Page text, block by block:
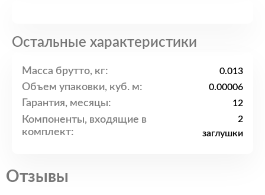
Остальные характеристики
Масса брутто, кг: 0.013
Объем упаковки, куб. м: 0.00006
Гарантия, месяцы: 12
Компоненты, входящие в
комплект:
2
заглушки
Отзывы